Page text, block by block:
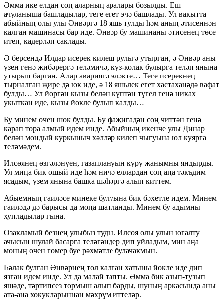
Әмма ике елдан соң аларның аралары бозылды. Еш
ачуланыша башладылар, теге егет эчә башлады. Ул вакытта
абыйның олы улы Әнвәргә 18 яшь тулды һәм аның әтисеннән
калган машинасы бар иде. Әнвәр бу машинаны әтисенең төсе
итеп, кадерләп саклады.
Ә берсендә Илдар исерек килеш рульгә утырган, ә Әнвәр аны
үзен генә җибәрергә теләмичә, күз-колак булырга теләп янына
утырып барган. Алар авариягә эләкте… Теге исерекнең
тырналган җире дә юк иде, ә 18 яшьлек егет хастаханәдә вафат
булды… Ул йөргән кызы белән күптән түгел генә никах
укыткан иде, кызы йөкле булып калды…
Бу минем өчен шок булды. Бу фаҗигадән соң читтән генә
карап тора алмый идем инде. Абыйның икенче улы Динар
белән мондый куркыныч хәлләр килеп чыгуына юл куярга
теләмәдем.
Илсөянең өзгәләнүен, газаплануын күрү җанымны яндырды.
Ул миңа бик ошый иде һәм ничә еллардан соң аңа тәкъдим
ясадым, үзем янына башка шәһәргә алып киттем.
Абыемның гаиләсе минеке булуына бик бәхетле идем. Минем
гаиләдә дә барысы да моңа шатланды. Минем бу адымны
хупладылар гына.
Озакламый безнең улыбыз туды. Илсөя олы улын югалту
ачысын шулай басарга теләгәндер дип уйладым, мин аңа
моның өчен гомер буе рәхмәтле булачакмын.
Һәлак булган Әнвәрнең тол калган хатыны йөкле иде дип
язган идем инде. Ул да малай тапты. Әмма бик азып-тузып
яшәде, тәртипсез тормыш алып барды, шуның аркасында аны
ата-ана хокукларыннан мәхрүм иттеләр.